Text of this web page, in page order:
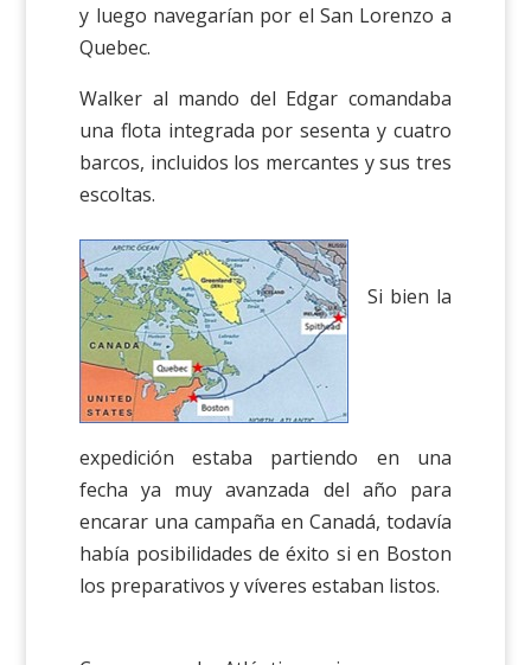
y luego navegarían por el San Lorenzo a
Quebec.
Walker al mando del Edgar comandaba
una flota integrada por sesenta y cuatro
barcos, incluidos los mercantes y sus tres
escoltas.
Si bien la
expedición estaba partiendo en una
fecha ya muy avanzada del año para
encarar una campaña en Canadá, todavía
había posibilidades de éxito si en Boston
los preparativos y víveres estaban listos.